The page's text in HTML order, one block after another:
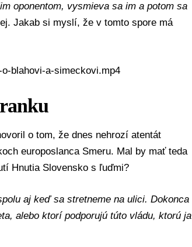
oponentom, vysmieva sa im a potom sa
Jakab si myslí, že v tomto spore má
blahovi-a-simeckovi.mp4
o tom, že dnes nehrozí atentát
europoslanca Smeru. Mal by mať teda
Hnutia Slovensko s ľuďmi?
aj keď sa stretneme na ulici. Dokonca
alebo ktorí podporujú túto vládu, ktorú ja